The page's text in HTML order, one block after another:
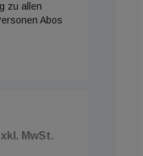
zu allen
Abos
MwSt.